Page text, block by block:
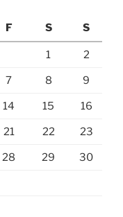
F S S
1 2
7 8 9
14 15 16
21 22 23
28 29 30